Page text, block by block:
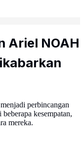
Ariel NOAH
perbincangan
kesempatan,
mereka.